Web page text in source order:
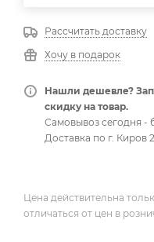
Рассчитать доставку
Хочу в подарок
Нашли дешевле?
скидку на товар.
Самовывоз сегодня -
Доставка по г. Киров
Цена действительна
отличаться от цен в